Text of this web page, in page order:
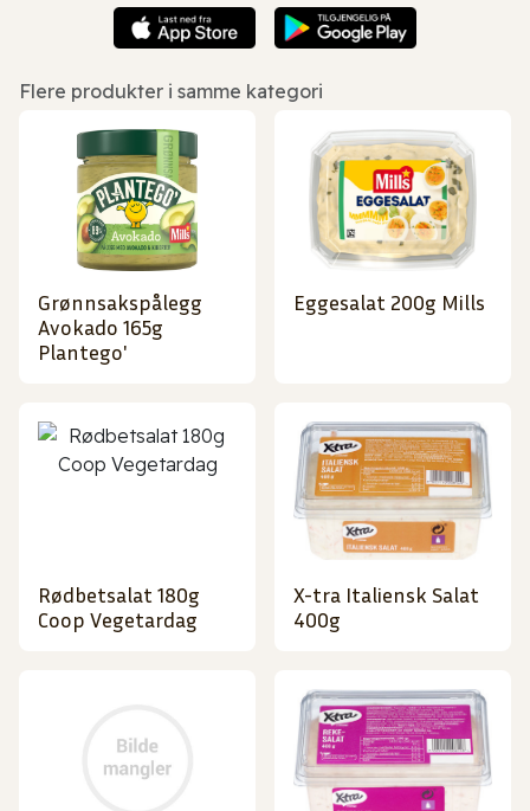
Flere produkter i samme kategori
Grønnsakspålegg
Avokado 165g
Plantego'
Eggesalat 200g Mills
Rødbetsalat 180g
Coop Vegetardag
X-tra Italiensk Salat
400g